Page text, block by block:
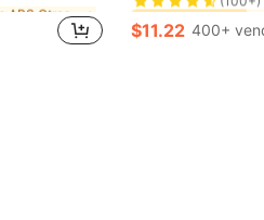
en ABS Otras piezas de electrodomésticos de limpie
#3 Más vendidos
#3 Más vendidos
#3 Más vendidos
$11.22 400+